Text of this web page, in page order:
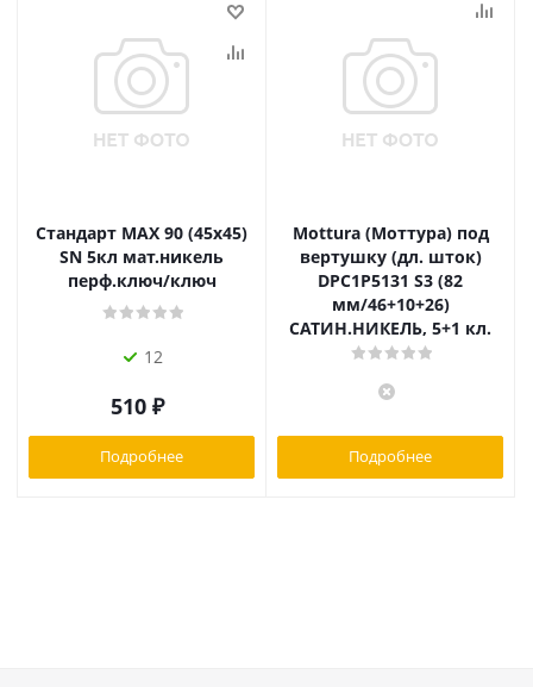
Стандарт MAX 90 (45х45)
SN 5кл мат.никель
перф.ключ/ключ
12
510 ₽
Подробнее
Mottura (Моттура) под
вертушку (дл. шток)
DPC1P5131 S3 (82
мм/46+10+26)
САТИН.НИКЕЛЬ, 5+1 кл.
Подробнее